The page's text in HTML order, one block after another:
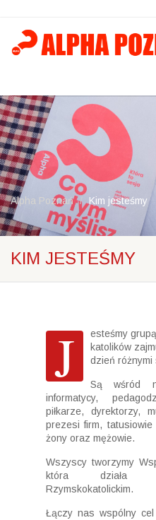
Alpha Poznań Kim jesteśmy
KIM JESTEŚMY
J
esteśmy
katolików
dzień różnymi
Są wśród
informatycy,
piłkarze, dyrektorzy,
prezesi firm, tatusiowie
żony oraz mężowie.
Wszyscy tworzymy
która działa
Rzymskokatolickim.
Łączy nas wspólny